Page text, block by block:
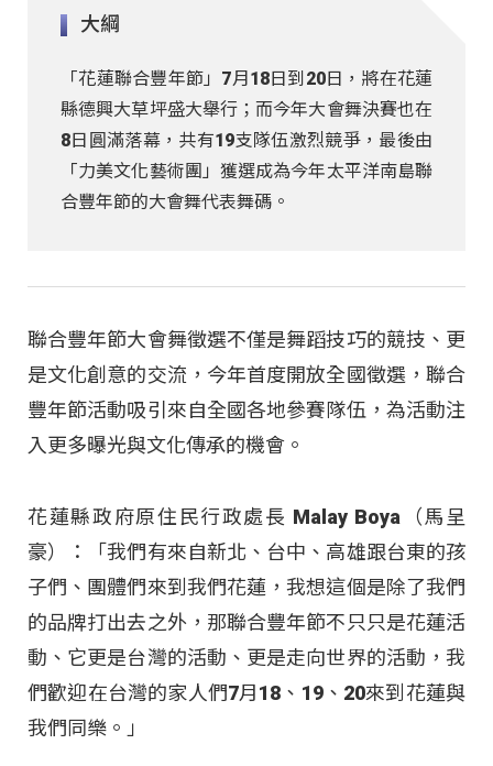
大綱
「花蓮聯合豐年節」7月18日到20日，將在花蓮
縣德興大草坪盛大舉行；而今年大會舞決賽也在
8日圓滿落幕，共有19支隊伍激烈競爭，最後由
「力美文化藝術團」獲選成為今年太平洋南島聯
合豐年節的大會舞代表舞碼。
聯合豐年節大會舞徵選不僅是舞蹈技巧的競技、更
是文化創意的交流，今年首度開放全國徵選，聯合
豐年節活動吸引來自全國各地參賽隊伍，為活動注
入更多曝光與文化傳承的機會。
花蓮縣政府原住民行政處長 Malay Boya（馬呈
豪）：「我們有來自新北、台中、高雄跟台東的孩
子們、團體們來到我們花蓮，我想這個是除了我們
的品牌打出去之外，那聯合豐年節不只只是花蓮活
動、它更是台灣的活動、更是走向世界的活動，我
們歡迎在台灣的家人們7月18、19、20來到花蓮與
我們同樂。」